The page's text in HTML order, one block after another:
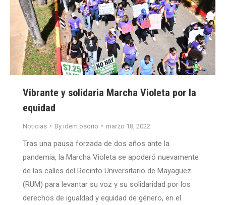
Vibrante y solidaria Marcha Violeta por la
equidad
Noticias By idem.osorio marzo 18, 2022
Tras una pausa forzada de dos años ante la
pandemia, la Marcha Violeta se apoderó nuevamente
de las calles del Recinto Universitario de Mayagüez
(RUM) para levantar su voz y su solidaridad por los
derechos de igualdad y equidad de género, en el